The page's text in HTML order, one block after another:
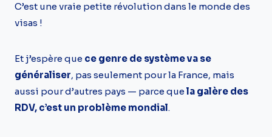
C’est une vraie petite révolution dans le monde des
visas !
Et j’espère que ce genre de système va se
généraliser, pas seulement pour la France, mais
aussi pour d’autres pays — parce quela galère des
RDV, c’est un problème mondial.